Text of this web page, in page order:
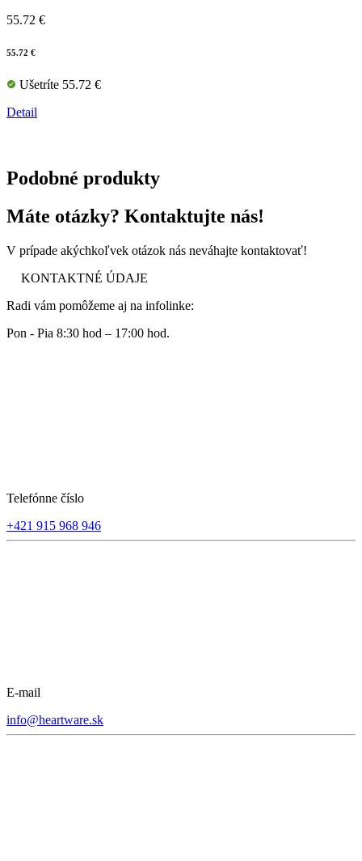
55.72 €
55.72 €
Ušetríte 55.72 €
Detail
Podobné produkty
Máte otázky? Kontaktujte nás!
V prípade akýchkoľvek otázok nás neváhajte kontaktovať!
KONTAKTNÉ ÚDAJE
Radi vám pomôžeme aj na infolinke:
Pon - Pia 8:30 hod – 17:00 hod.
Telefónne číslo
+421 915 968 946
E-mail
info@heartware.sk